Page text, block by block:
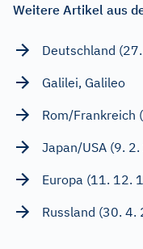
Weitere Artikel aus
Deutschland
Galilei, Galileo
Rom/Frankreich
Japan/USA (9.
Europa (11. 12.
Russland (30. 4.